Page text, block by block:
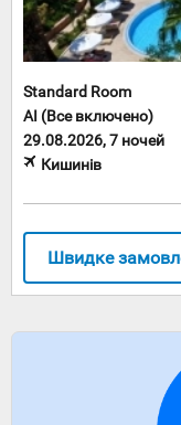
Standard Room
AI (Все включено)
29.08.2026, 7 ночей
Кишинів
Швидке